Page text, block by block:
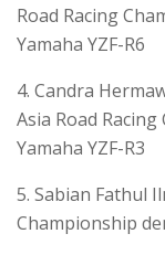
Road Racing
Yamaha YZF-R6
4. Candra
Asia Road
Yamaha YZF-R3
5. Sabian Fathul
Championship